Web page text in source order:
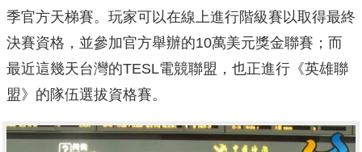
季官方天梯賽。玩家可以在線上進行階級賽以取得最終
決賽資格，並參加官方舉辦的10萬美元獎金聯賽；而
最近這幾天台灣的TESL電競聯盟，也正進行《英雄聯
盟》的隊伍選拔資格賽。